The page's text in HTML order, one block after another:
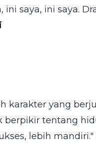
ini saya, ini saya.
karakter yang
tentang
lebih